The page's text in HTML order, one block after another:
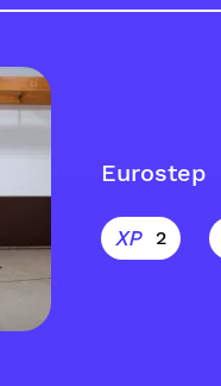
Eurostep
2